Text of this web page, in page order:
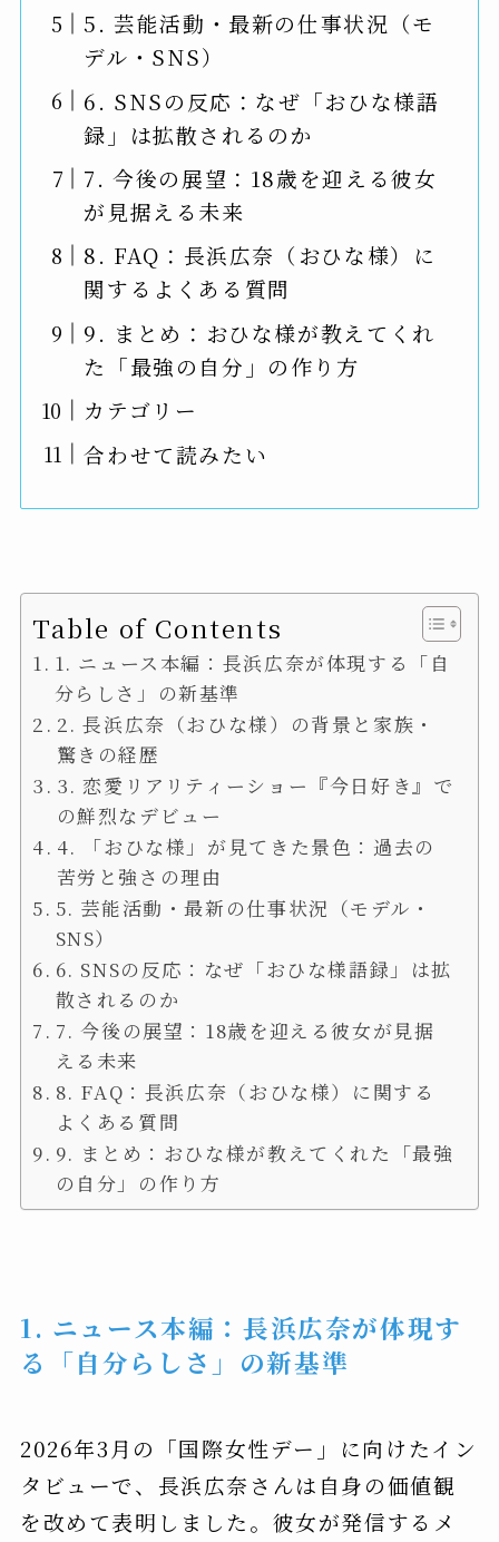
5. 芸能活動・最新の仕事状況（モ
デル・SNS）
6. SNSの反応：なぜ「おひな様語
録」は拡散されるのか
7. 今後の展望：18歳を迎える彼女
が見据える未来
8. FAQ：長浜広奈（おひな様）に
関するよくある質問
9. まとめ：おひな様が教えてくれ
た「最強の自分」の作り方
カテゴリー
合わせて読みたい
Table of Contents
1. ニュース本編：長浜広奈が体現する「自
分らしさ」の新基準
2. 長浜広奈（おひな様）の背景と家族・
驚きの経歴
3. 恋愛リアリティーショー『今日好き』で
の鮮烈なデビュー
4. 「おひな様」が見てきた景色：過去の
苦労と強さの理由
5. 芸能活動・最新の仕事状況（モデル・
SNS）
6. SNSの反応：なぜ「おひな様語録」は拡
散されるのか
7. 今後の展望：18歳を迎える彼女が見据
える未来
8. FAQ：長浜広奈（おひな様）に関する
よくある質問
9. まとめ：おひな様が教えてくれた「最強
の自分」の作り方
1. ニュース本編：長浜広奈が体現す
る「自分らしさ」の新基準
2026年3月の「国際女性デー」に向けたイン
タビューで、長浜広奈さんは自身の価値観
を改めて表明しました。彼女が発信するメ